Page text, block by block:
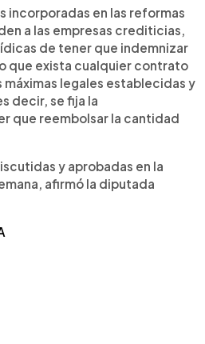
incorporadas en las reformas
a las empresas crediticias,
de tener que indemnizar
que exista cualquier contrato
máximas legales establecidas y
decir, se fija la
que reembolsar la cantidad
y aprobadas en la
afirmó la diputada